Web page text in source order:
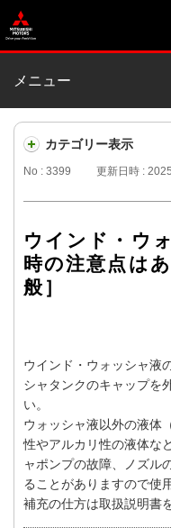
メニュー
カテゴリー表示
No : 3399 更新日時 :
ウインド・ウ
時の注意点は
般］
ウインド・ウォッシャ液
シャタンクのキャップを
い。
ウォッシャ液以外の液体
性やアルカリ性の液体な
ャポンプの故障、ノズル
ることがありますので使
補充の仕方は取扱説明書